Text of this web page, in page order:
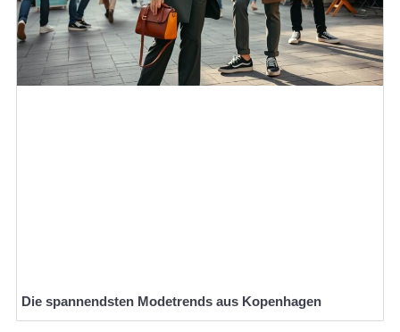
Die spannendsten Modetrends aus Kopenhagen